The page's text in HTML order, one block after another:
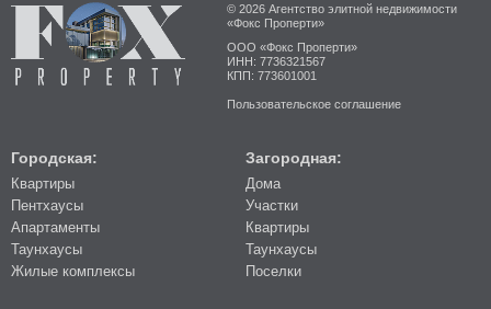
© 2026 Агентство элитной недвижимости
«Фокс Проперти»
ООО «Фокс Проперти»
ИНН: 7736321567
КПП: 773601001
Пользовательское соглашение
Городская:
Квартиры
Пентхаусы
Апартаменты
Таунхаусы
Жилые комплексы
Загородная:
Дома
Участки
Квартиры
Таунхаусы
Поселки